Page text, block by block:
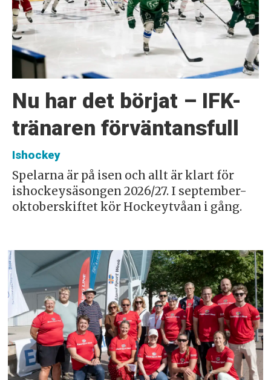
Nu har det börjat – IFK-
tränaren förväntansfull
Ishockey
Spelarna är på isen och allt är klart för
ishockeysäsongen 2026/27. I september-
oktoberskiftet kör Hockeytvåan i gång.